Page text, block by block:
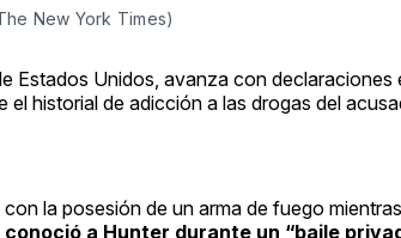
New York Times)
Estados Unidos, avanza con declaraciones
historial de adicción a las drogas del
la posesión de un arma de fuego mientras
a Hunter durante un “baile